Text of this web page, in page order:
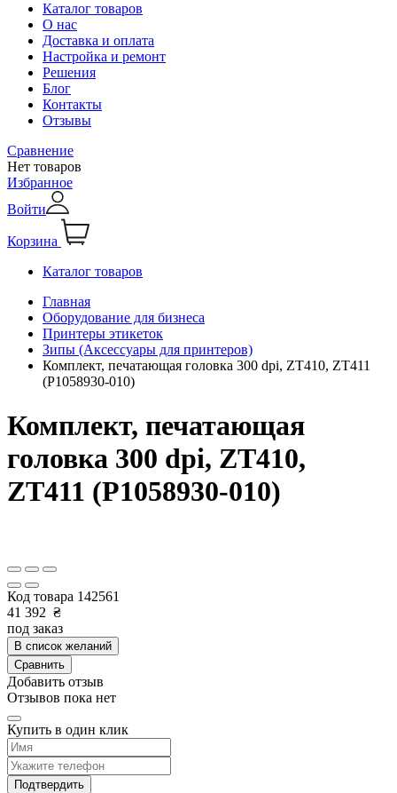
Каталог товаров
О нас
Доставка и оплата
Настройка и ремонт
Решения
Блог
Контакты
Отзывы
Сравнение
Нет товаров
Избранное
Войти
Корзина
Каталог товаров
Главная
Оборудование для бизнеса
Принтеры этикеток
Зипы (Аксессуары для принтеров)
Комплект, печатающая головка 300 dpi, ZT410, ZT411
(P1058930-010)
Комплект, печатающая
головка 300 dpi, ZT410,
ZT411 (P1058930-010)
Код товара 142561
41 392 ₴
под заказ
В список желаний
Сравнить
Добавить отзыв
Отзывов пока нет
Купить в один клик
Подтвердить